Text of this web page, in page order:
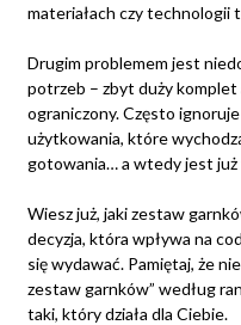
materiałach czy technologii
Drugim problemem jest
potrzeb – zbyt duży
ograniczony. Często
użytkowania, które
gotowania… a wtedy jest już
Wiesz już, jaki zestaw
decyzja, która wpływa na
się wydawać. Pamiętaj, że
zestaw garnków” według
taki, który działa dla Ciebie.